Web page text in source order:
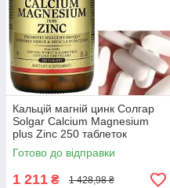
Кальцій магній цинк Солгар
Solgar Calcium Magnesium
plus Zinc 250 таблеток
Готово до відправки
1 211 ₴ 1 428,98 ₴